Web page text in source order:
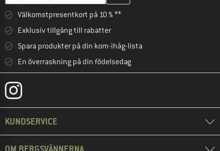
Välkomstpresentkort på 10 % **
Exklusiv tillgång till rabatter
Spara produkter på din kom-ihåg-lista
En överraskning på din födelsedag
KUNDSERVICE